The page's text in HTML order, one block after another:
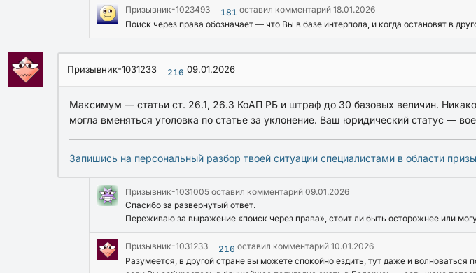
Призывник-1023493 181 оставил комментарий 18.01.2026
Поиск через права обозначает — что Вы в базе интерпола, и когда остановят в
Призывник-1031233 216 09.01.2026
Максимум — статьи ст. 26.1, 26.3 КоАП РБ и штраф до 30 базовых величин.
могла вменяться уголовка по статье за уклонение. Ваш юридический статус —
Запишись на персональный разбор твоей ситуации специалистами в области
Призывник-1031005 оставил комментарий 09.01.2026
Спасибо за развернутый ответ.
Переживаю за выражение «поиск через права», стоит ли быть осторожнее или
Призывник-1031233 216 оставил комментарий 10.01.2026
Разумеется, в другой стране вы можете спокойно ездить, тут даже и